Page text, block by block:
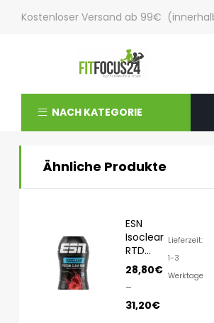
Kostenloser Versand ab 99€
NACH KATEGORIE
Ähnliche Produkte
ESN
Isoclear
RTD
8x500ml
28,80€
–
31,20€
Lieferzeit:
1-3
Werktage